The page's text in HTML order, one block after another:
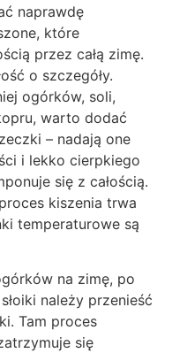
naprawdę
które
przez całą zimę.
o szczegóły.
ogórków, soli,
warto dodać
– nadają one
i lekko cierpkiego
się z całością.
kiszenia trwa
temperaturowe są
na zimę, po
należy przenieść
Tam proces
się